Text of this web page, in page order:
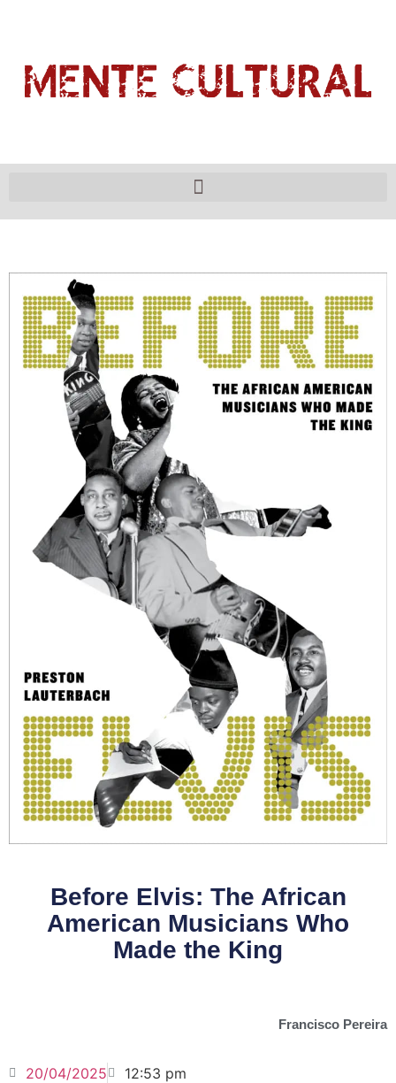
Before Elvis: The African
American Musicians Who
Made the King
Francisco Pereira
20/04/2025 12:53 pm